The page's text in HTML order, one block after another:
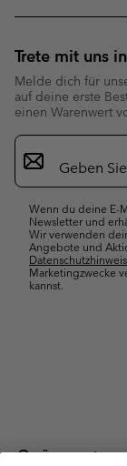
Trete mit uns
Melde dich für
auf deine erste
einen Warenwert
Newsletter-
Anmeldung
Wenn du deine E-
Newsletter und
Wir verwenden
Angebote und
Marketingzwecke
kannst.
Österreich